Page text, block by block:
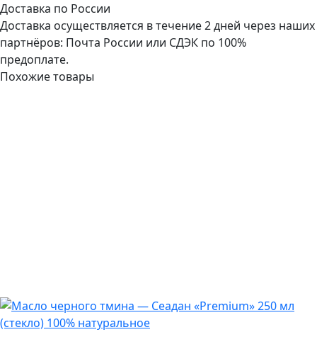
Доставка по России
Доставка осуществляется в течение 2 дней через наших
партнёров: Почта России или СДЭК по 100%
предоплате.
Похожие товары